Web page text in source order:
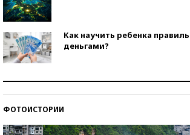
Как научить ребенка
деньгами?
ФОТОИСТОРИИ